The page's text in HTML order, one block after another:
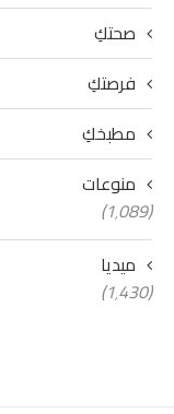
صحتكِ
فرصتكِ
مطبخكِ
منوعات
(1٬089)
ميديا
(1٬430)